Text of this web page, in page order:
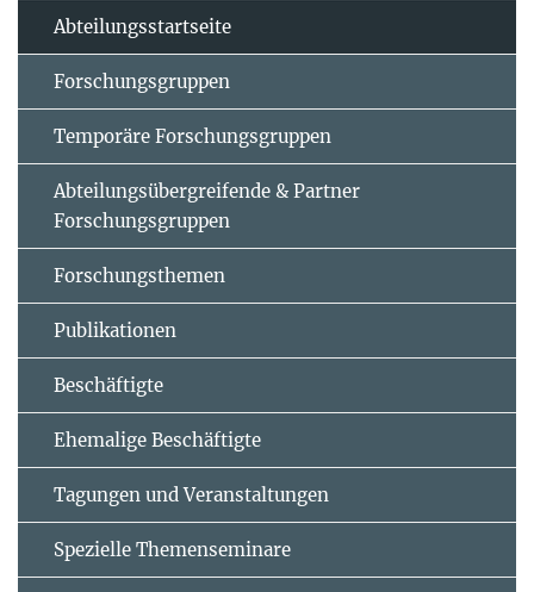
Abteilungsstartseite
Forschungsgruppen
Temporäre Forschungsgruppen
Abteilungsübergreifende & Partner
Forschungsgruppen
Forschungsthemen
Publikationen
Beschäftigte
Ehemalige Beschäftigte
Tagungen und Veranstaltungen
Spezielle Themenseminare